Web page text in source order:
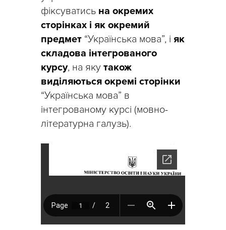
фіксуватись на окремих
сторінках і як окремий
предмет “Українська мова”, і як
складова інтегрованого
курсу, на яку також
виділяються окремі сторінки
“Українська мова” в
інтегрованому курсі (мовно-
літературна галузь).